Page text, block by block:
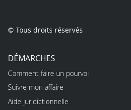
© Tous droits réservés
DÉMARCHES
Comment faire un pourvoi
Suivre mon affaire
Aide juridictionnelle